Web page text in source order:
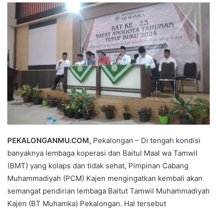
e
m
l
PEKALONGANMU.COM, Pekalongan – Di tengah kondisi
banyaknya lembaga koperasi dan Baitul Maal wa Tamwil
(BMT) yang kolaps dan tidak sehat, Pimpinan Cabang
Muhammadiyah (PCM) Kajen mengingatkan kembali akan
semangat pendirian lembaga Baitut Tamwil Muhammadiyah
Kajen (BT Muhamka) Pekalongan. Hal tersebut